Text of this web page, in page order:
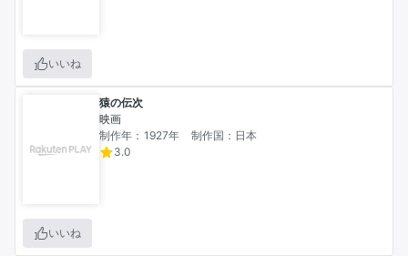
いいね
猿の伝次
映画
制作年：1927年
制作国：日本
3.0
いいね